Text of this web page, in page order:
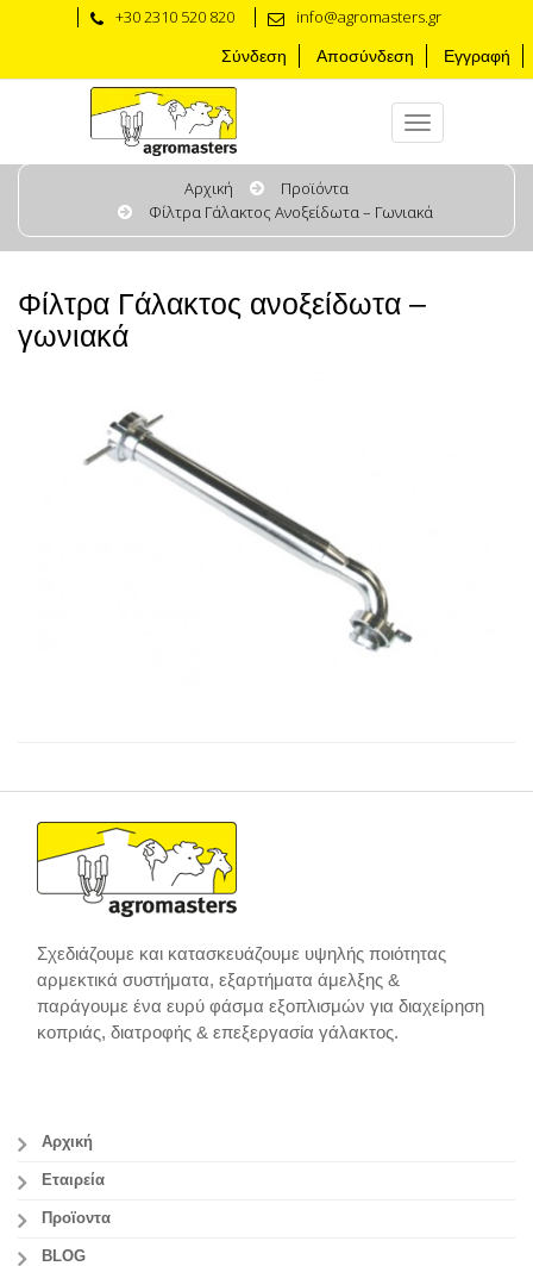
+30 2310 520 820 info@agromasters.gr
Σύνδεση Αποσύνδεση Εγγραφή
Αρχική
Προϊόντα
Φίλτρα Γάλακτος Ανοξείδωτα – Γωνιακά
Φίλτρα Γάλακτος ανοξείδωτα –
γωνιακά
Σχεδιάζουμε και κατασκευάζουμε υψηλής ποιότητας
αρμεκτικά συστήματα, εξαρτήματα άμελξης &
παράγουμε ένα ευρύ φάσμα εξοπλισμών για διαχείρηση
κοπριάς, διατροφής & επεξεργασία γάλακτος.
Αρχική
Εταιρεία
Προϊοντα
BLOG